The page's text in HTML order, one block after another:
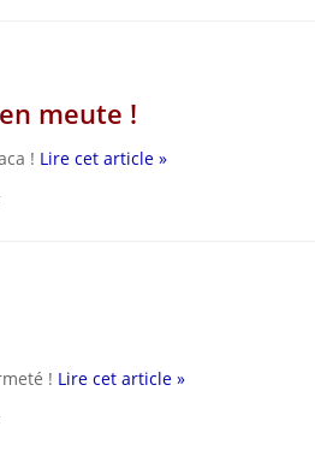
meute !
! Lire cet article »
! Lire cet article »